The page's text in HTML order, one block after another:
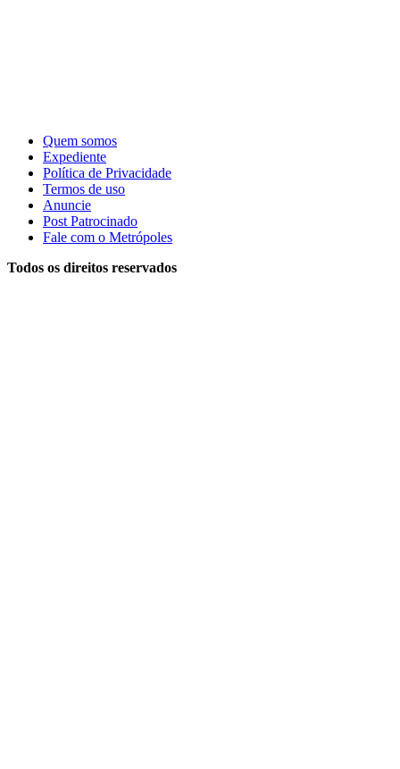
Quem somos
Expediente
Política de Privacidade
Termos de uso
Anuncie
Post Patrocinado
Fale com o Metrópoles
Todos os direitos reservados